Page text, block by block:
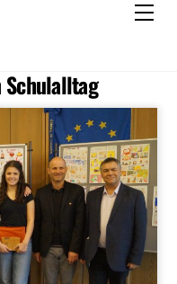
Schulalltag